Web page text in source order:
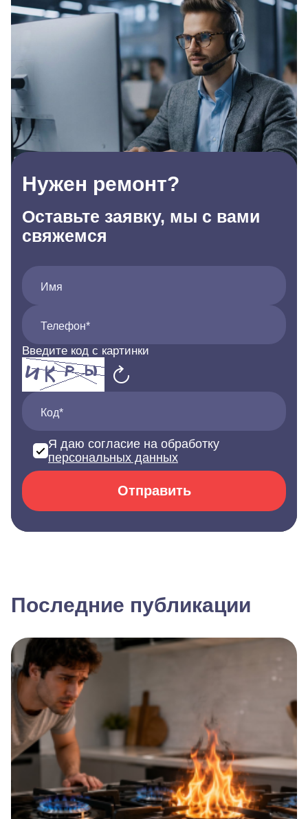
Нужен ремонт?
Оставьте заявку, мы с вами
свяжемся
Имя
Телефон*
Введите код с картинки
Код*
Я даю согласие на обработку
персональных данных
Отправить
Последние публикации